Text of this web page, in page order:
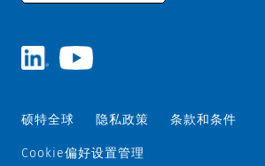
硕特全球 隐私政策 条款和条件
Cookie偏好设置管理